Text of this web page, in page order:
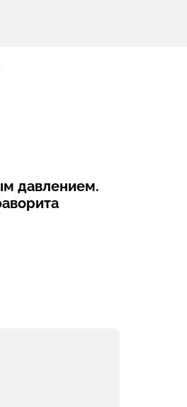
давлением.